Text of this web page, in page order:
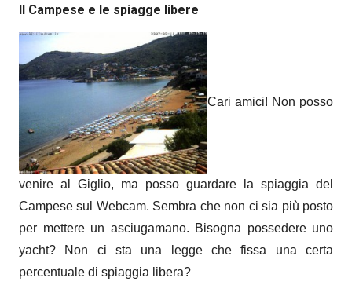
Il Campese e le spiagge libere
Cari amici! Non posso
venire al Giglio, ma posso guardare la spiaggia del
Campese sul Webcam. Sembra che non ci sia più posto
per mettere un asciugamano. Bisogna possedere uno
yacht? Non ci sta una legge che fissa una certa
percentuale di spiaggia libera?